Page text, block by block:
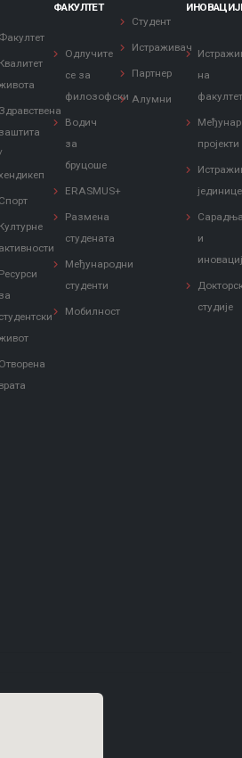
Факултет
Квалитет
Здравствена
заштита
Спорт
Културне
активности
Ресурси
за
студентски
Отворена
врата
ФАКУЛТЕТ
Одлучите
се за
филозофски
Водич
за
бруцоше
ERASMUS+
Размена
студената
Међународни
студенти
Мобилност
Студент
Истраживач
Партнер
Алумни
на
пројекти
јединице
и
студије